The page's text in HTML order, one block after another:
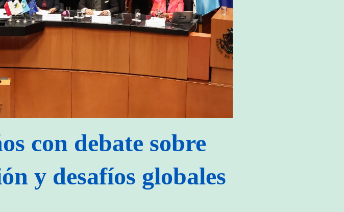
con debate sobre
y desafíos globales